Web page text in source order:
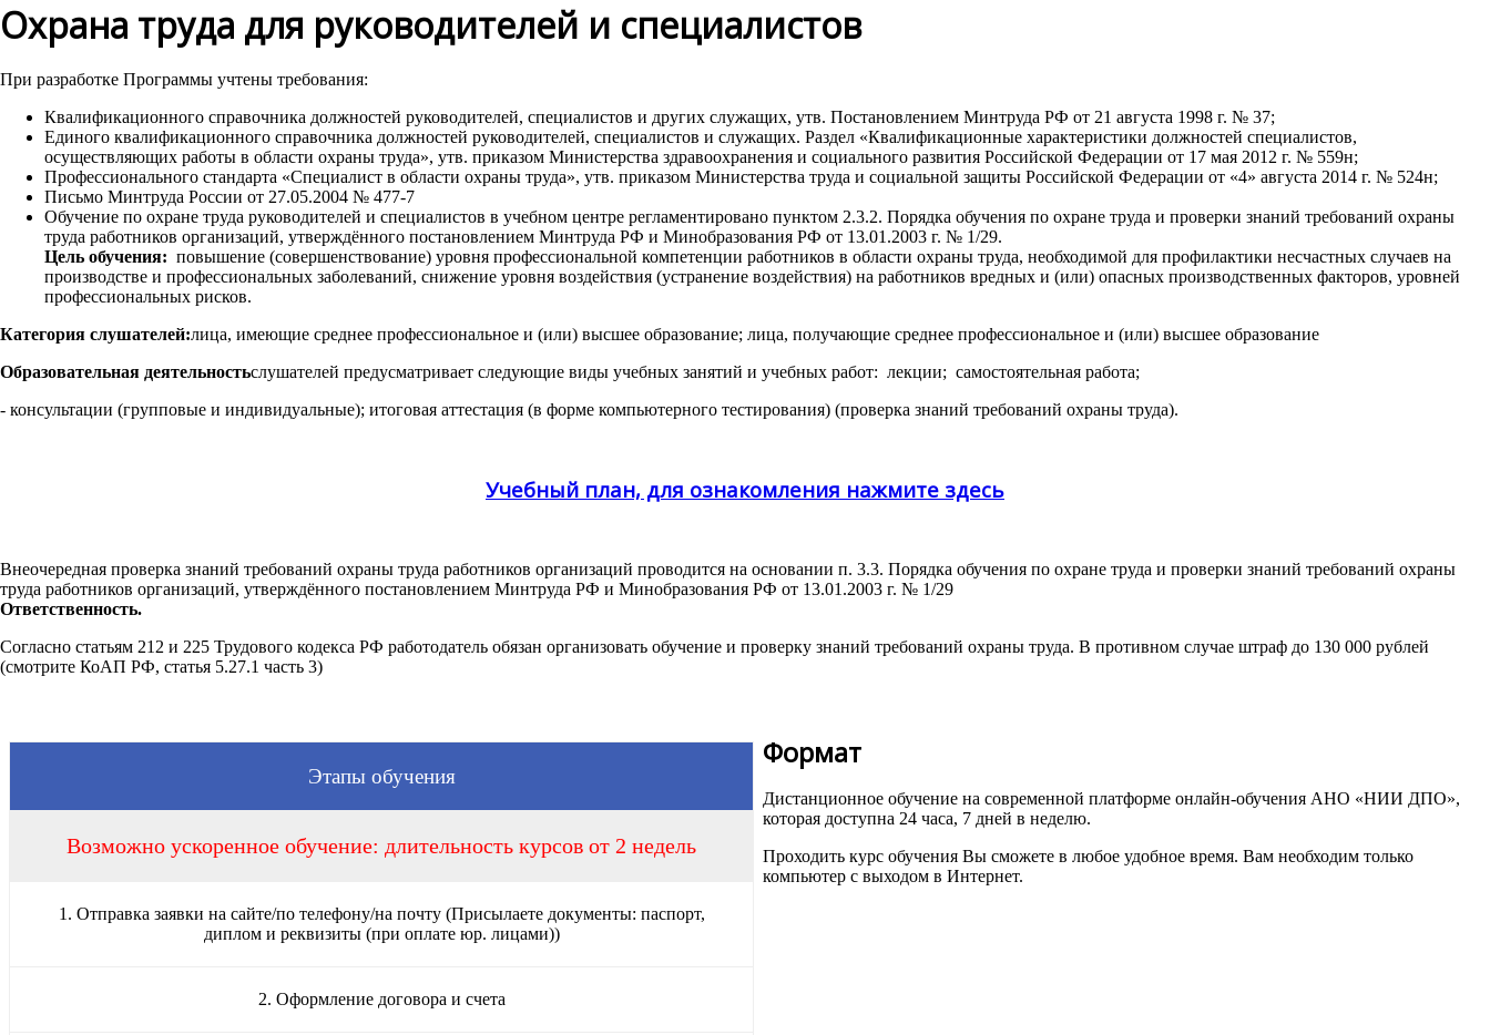
Охрана труда для руководителей и специалистов
При разработке Программы учтены требования:
Квалификационного справочника должностей руководителей, специалистов и других служащих, утв. Постановлением Минтруда РФ от 21 августа 1998 г. № 37;
Единого квалификационного справочника должностей руководителей, специалистов и служащих. Раздел «Квалификационные характеристики должностей специалистов,
осуществляющих работы в области охраны труда», утв. приказом Министерства здравоохранения и социального развития Российской Федерации от 17 мая 2012 г. № 559н;
Профессионального стандарта «Специалист в области охраны труда», утв. приказом Министерства труда и социальной защиты Российской Федерации от «4» августа 2014 г. № 524н;
Письмо Минтруда России от 27.05.2004 № 477-7
Обучение по охране труда руководителей и специалистов в учебном центре регламентировано пунктом 2.3.2. Порядка обучения по охране труда и проверки знаний требований охраны
труда работников организаций, утверждённого постановлением Минтруда РФ и Минобразования РФ от 13.01.2003 г. № 1/29.
Цель обучения: повышение (совершенствование) уровня профессиональной компетенции работников в области охраны труда, необходимой для профилактики несчастных случаев на
производстве и профессиональных заболеваний, снижение уровня воздействия (устранение воздействия) на работников вредных и (или) опасных производственных факторов, уровней
профессиональных рисков.
Категория слушателей:лица, имеющие среднее профессиональное и (или) высшее образование; лица, получающие среднее профессиональное и (или) высшее образование
Образовательная деятельностьслушателей предусматривает следующие виды учебных занятий и учебных работ: лекции; самостоятельная работа;
- консультации (групповые и индивидуальные); итоговая аттестация (в форме компьютерного тестирования) (проверка знаний требований охраны труда).
Учебный план, для ознакомления нажмите здесь
Внеочередная проверка знаний требований охраны труда работников организаций проводится на основании п. 3.3. Порядка обучения по охране труда и проверки знаний требований охраны
труда работников организаций, утверждённого постановлением Минтруда РФ и Минобразования РФ от 13.01.2003 г. № 1/29
Ответственность.
Согласно статьям 212 и 225 Трудового кодекса РФ работодатель обязан организовать обучение и проверку знаний требований охраны труда. В противном случае штраф до 130 000 рублей
(смотрите КоАП РФ, статья 5.27.1 часть 3)
Этапы обучения
Возможно ускоренное обучение: длительность курсов от 2 недель
1. Отправка заявки на сайте/по телефону/на почту (Присылаете документы: паспорт,
диплом и реквизиты (при оплате юр. лицами))
2. Оформление договора и счета
Формат
Дистанционное обучение на современной платформе онлайн-обучения АНО «НИИ ДПО»,
которая доступна 24 часа, 7 дней в неделю.
Проходить курс обучения Вы сможете в любое удобное время. Вам необходим только
компьютер с выходом в Интернет.